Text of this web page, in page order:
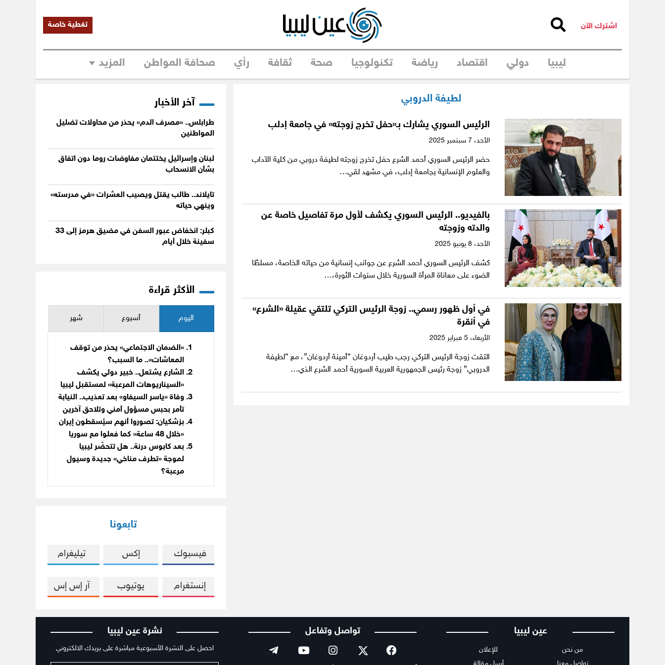
اشترك الآن تغطية خاصة
ليبيا دولي اقتصاد رياضة تكنولوجيا صحة ثقافة رأي صحافة المواطن المزيد
لطيفة الدروبي
الرئيس السوري يشارك بـ«حفل تخرج زوجته» في جامعة إدلب
الأحد،
حضر الرئيس السوري أحمد الشرع حفل تخرج زوجته لطيفة دروبي من كلية الآداب
والعلوم الإنسانية بجامعة إدلب، في مشهد لقي…
بالفيديو.. الرئيس السوري يكشف لأول مرة تفاصيل خاصة عن
والدته وزوجته
الأحد،
كشف الرئيس السوري أحمد الشرع عن جوانب إنسانية من حياته الخاصة، مسلطًا
الضوء على معاناة المرأة السورية خلال سنوات الثورة،…
في أول ظهور رسمي.. زوجة الرئيس التركي تلتقي عقيلة «الشرع»
في أنقرة
الأربعاء،
التقت زوجة الرئيس التركي رجب طيب أردوغان “أمينة أردوغان”، مع “لطيفة
الدروبي” زوجة رئيس الجمهورية العربية السورية أحمد الشرع الذي…
آخر الأخبار
طرابلس.. «مصرف الدم» يحذر من محاولات تضليل
المواطنين
لبنان وإسرائيل يختتمان مفاوضات روما دون اتفاق
بشأن الانسحاب
تايلاند.. طالب يقتل ويصيب العشرات «في مدرسته»
وينهي حياته
كبلر: انخفاض عبور السفن في مضيق هرمز إلى 33
سفينة خلال أيام
الأكثر قراءة
اليوم أسبوع شهر
«الضمان الاجتماعي» يحذر من توقف
المعاشات».. ما السبب؟
الشارع يشتعل.. خبير دولي يكشف
«السيناريوهات المرعبة» لمستقبل ليبيا
وفاة «ياسر السيفاو» بعد تعذيب.. النيابة
تأمر بحبس مسؤول أمني وتلاحق آخرين
بزشكيان: تصوروا أنهم سيُسقطون إيران
«خلال 48 ساعة» كما فعلوا مع سوريا
بعد كابوس درنة.. هل تتحضّر ليبيا
لموجة «تطرف مناخي» جديدة وسيول
مرعبة؟
تابعونا
فيسبوك إكس تيليغرام
إنستغرام يوتيوب آر إس إس
عين ليبيا
من نحن
للإعلان
تواصل وتفاعل نشرة عين ليبيا
احصل على النشرة الأسبوعية مباشرة على بريدك الالكتروني